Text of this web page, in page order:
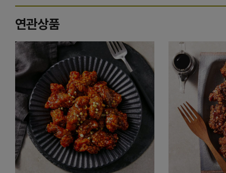
연관상품